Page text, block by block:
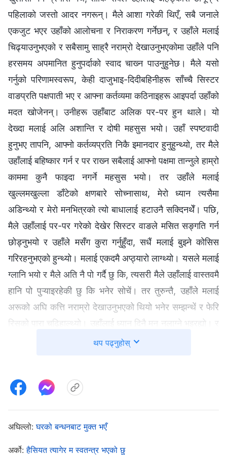
पहिलाको जस्तो आदर नगरून्। मैले आशा गरेकी थिएँ, सबै जनाले
एकजुट भएर उहाँको आलोचना र निराकरण गर्नेछन्, र उहाँले मलाई
चिढ्याउनुभएको र सबैसामु साह्रै नराम्रो देखाउनुभएकोमा उहाँले पनि
हरसमय अपमानित हुनुपर्दाको स्वाद चाख्‍न पाउनुहुनेछ। मैले यसो
गर्नुको परिणामस्वरूप, केही दाजुभाइ-दिदीबहिनीहरू साँच्‍चै सिस्टर
वाङप्रति पक्षपाती भए र आफ्ना कर्तव्यमा कठिनाइहरू आइपर्दा उहाँको
मदत खोजेनन्। उनीहरू उहाँबाट अलिक पर-पर हुन थाले। यो
देख्दा मलाई अलि अशान्ति र दोषी महसुस भयो। उहाँ स्पष्टवादी
हुनुभए तापनि, आफ्नो कर्तव्यप्रति निकै इमानदार हुनुहुन्थ्यो, तर मैले
उहाँलाई बहिष्कार गर्न र पर राख्‍न सबैलाई आफ्नो पक्षमा तान्‍नुले हाम्रो
काममा कुनै फाइदा नगर्ने महसुस भयो। तर उहाँले मलाई
खुल्लमखुल्ला डाँटेको क्षणबारे सोच्नासाथ, मेरो ध्यान त्यसैमा
अडिन्थ्यो र मेरो मनभित्रको त्यो बाधालाई हटाउनै सक्दिनथेँ। पछि,
मैले उहाँलाई पर-पर गरेको देखेर सिस्टर वाङले मसित सङ्गति गर्न
छोड्नुभयो र उहाँले मसँग कुरा गर्नुहुँदा, सधैं मलाई बुझ्ने कोसिस
गरिरहनुभएको हुन्थ्यो। मलाई एकदमै अप्ठ्यारो लाग्थ्यो। यसले मलाई
ग्लानि भयो र मैले अति नै पो गर्दै छु कि, त्यसरी मैले उहाँलाई वास्तवमै
हानि पो पुऱ्याइरहेकी छु कि भनेर सोचें। तर तुरुन्तै, उहाँले मलाई
अरूको अघि कत्ति नराम्रो देखाउनुभएको थियो भनेर सम्झन्थें र फेरि
रिसको पारा चढिहाल्थ्यो। उहाँलाई ध्यान दिनै मन नलाग्‍ने भइरह्यो। र
यसरी म अन्धकारमा जिइरहें, परमेश्‍वरलाई प्रार्थनामा भन्‍नलाई केही
एकपटक, एक जना अगुवाले हाम्रो टोलीलाई सिस्टर वाङको
थिएँ, त्यसैले, मैले उहाँबारे मेरा सबै गुनासोहरू र पूर्वाग्रहरू लेखें,
उहाँसित प्रेमको कमी छ, उहाँका बोली र काम मानिसहरूको निम्ति
थप पढ्नुहोस्
अघिल्लो:घरको बन्धनबाट मुक्त भएँ
अर्को:हैसियत त्यागेर म स्वतन्त्र भएको छु